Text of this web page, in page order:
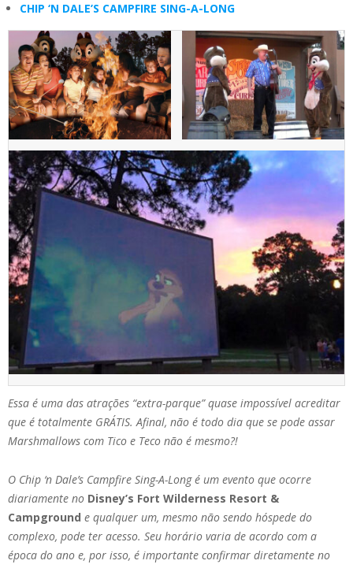
CHIP ‘N DALE’S CAMPFIRE SING-A-LONG
Essa é uma das atrações “extra-parque” quase impossível acreditar
que é totalmente GRÁTIS. Afinal, não é todo dia que se pode assar
Marshmallows com Tico e Teco não é mesmo?!
O Chip ‘n Dale’s Campfire Sing-A-Long é um evento que ocorre
diariamente no Disney’s Fort Wilderness Resort &
Campground e qualquer um, mesmo não sendo hóspede do
complexo, pode ter acesso. Seu horário varia de acordo com a
época do ano e, por isso, é importante confirmar diretamente no